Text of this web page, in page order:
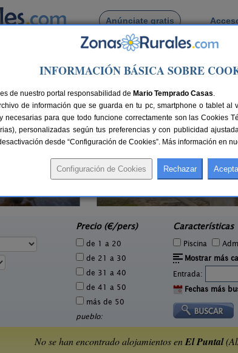
Anúnciate gratis
Busca por pueblo
de El Puntal
Cortijo Lorenzo y Reondo
Precio (€/pers)
de 1 a 20
de 21 a 30
de 31 a 40
de 41 a 50
más de 50
pueblo:
Características
Piscina
Mostrar más
Entrada:
Fechas más
No se han encontrado alojamientos enEl Puntal
INFORMACIÓN BÁSICA SOBRE
de nuestro portal responsabilidad de Mario Temprado Casas.
de información que se guarda en tu pc, smartphone o tablet
necesarias para que todo funcione correctamente son las Cookies
personalizadas según tus preferencias y con publicidad
desde “Configuración de Cookies”. Más información en